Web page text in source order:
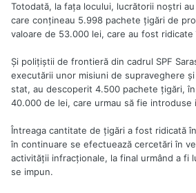
Totodată, la faţa locului, lucrătorii noştri
care conţineau 5.998 pachete ţigări de
valoare de 53.000 lei, care au fost
Şi poliţiştii de frontieră din cadrul SPF
executării unor misiuni de supraveghere
stat, au descoperit 4.500 pachete ţigări,
40.000 de lei, care urmau să fie introduse
Întreaga cantitate de ţigări a fost ridicată
în continuare se efectuează cercetări în
activităţii infracţionale, la final urmând a fi
se impun.